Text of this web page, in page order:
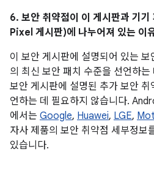
6. 보안 취약점이 이 게시판과 기
Pixel 게시판)에 나누어져 있는 이
이 보안 게시판에 설명되어 있는
의 최신 보안 패치 수준을 선언하
보안 게시판에 설명된 추가 보안
언하는 데 필요하지 않습니다.
에서는 Google, Huawei, LGE,
자사 제품의 보안 취약점 세부정보
있습니다.